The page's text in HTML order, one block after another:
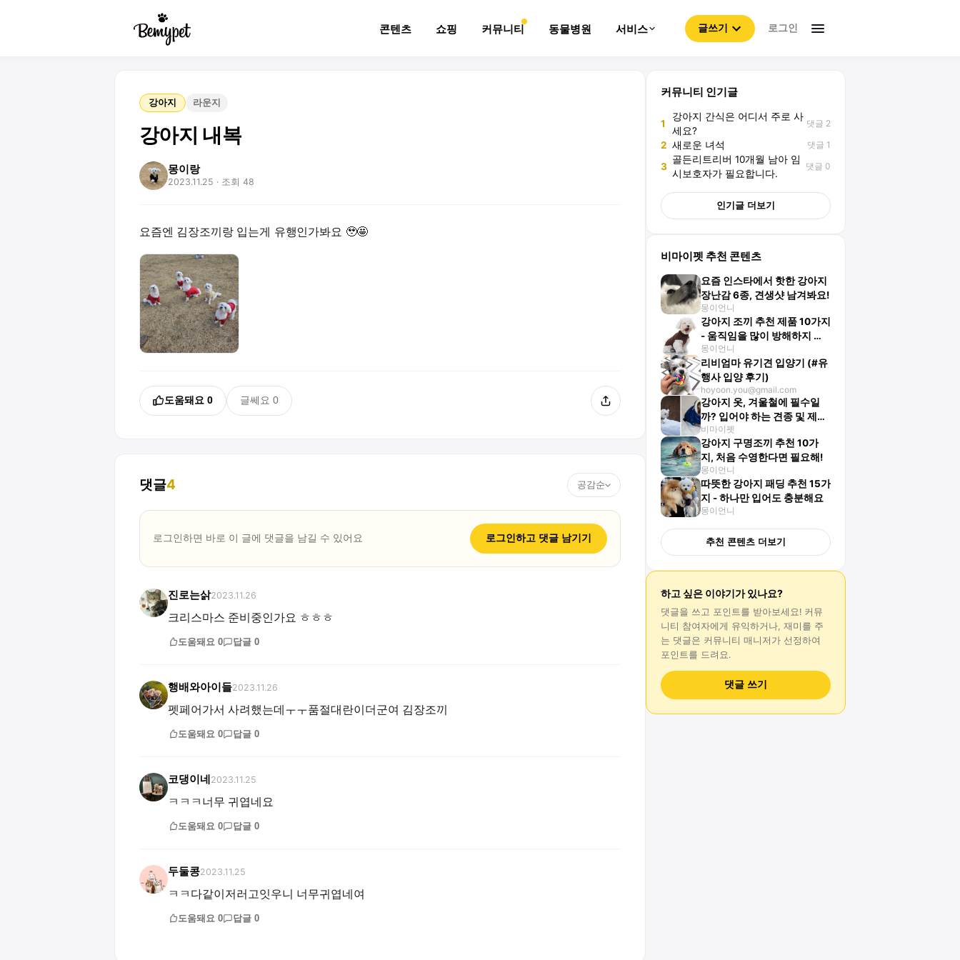
콘텐츠 쇼핑 커뮤니티 동물병원 서비스 글쓰기 로그인
강아지 라운지
강아지 내복
몽이랑
2023.11.25 · 조회 48
요즘엔 김장조끼랑 입는게 유행인가봐요 🥹🤩
도움돼요 0 글쎄요 0
댓글4 공감순
로그인하면 바로 이 글에 댓글을 남길 수 있어요 로그인하고 댓글 남기기
진로는삵2023.11.26
크리스마스 준비중인가요 ㅎㅎㅎ
도움돼요 0 답글 0
행배와아이들2023.11.26
펫페어가서 사려했는데ㅜㅜ품절대란이더군여 김장조끼
도움돼요 0 답글 0
코댕이네 2023.11.25
ㅋㅋㅋ너무 귀엽네요
도움돼요 0 답글 0
두둘콩2023.11.25
ㅋㅋ다같이저러고잇우니 너무귀엽네여
도움돼요 0 답글 0
커뮤니티 인기글
1
강아지 간식은 어디서 주로 사
세요?
댓글 2
2 새로운 녀석 댓글 1
3
골든리트리버 10개월 남아 임
시보호자가 필요합니다.
댓글 0
인기글 더보기
비마이펫 추천 콘텐츠
요즘 인스타에서 핫한 강아지
장난감 6종, 견생샷 남겨봐요!
몽이언니
강아지 조끼 추천 제품 10가지
- 움직임을 많이 방해하지 않
아요
몽이언니
리비엄마 유기견 입양기 (#유
행사 입양 후기)
hoyoon.you@gmail.com
강아지 옷, 겨울철에 필수일
까? 입어야 하는 견종 및 제품
추천 Top 7
비마이펫
강아지 구명조끼 추천 10가
지, 처음 수영한다면 필요해!
몽이언니
따뜻한 강아지 패딩 추천 15가
지 - 하나만 입어도 충분해요
몽이언니
추천 콘텐츠 더보기
하고 싶은 이야기가 있나요?
댓글을 쓰고 포인트를 받아보세요! 커뮤
니티 참여자에게 유익하거나, 재미를 주
는 댓글은 커뮤니티 매니저가 선정하여
포인트를 드려요.
댓글 쓰기